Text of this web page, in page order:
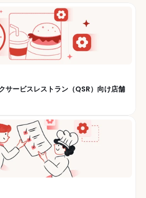
サービスレストラン（QSR）向け店舗